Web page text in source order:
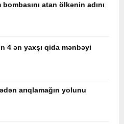
atan ölkənin adını
4 ən yaxşı qida mənbəyi
arıqlamağın yolunu